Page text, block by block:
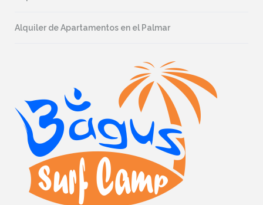
Alquiler de Apartamentos en el Palmar